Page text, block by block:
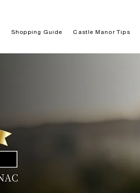
Shopping Guide Castle Manor Tips